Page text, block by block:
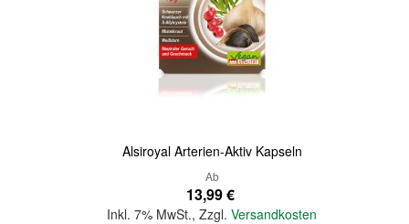
Alsiroyal Arterien-Aktiv Kapseln
Ab
13,99 €
Inkl. 7% MwSt.,Zzgl.Versandkosten